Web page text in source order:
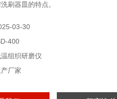
刷器皿的特点。
03-30
400
组织研磨仪
厂家